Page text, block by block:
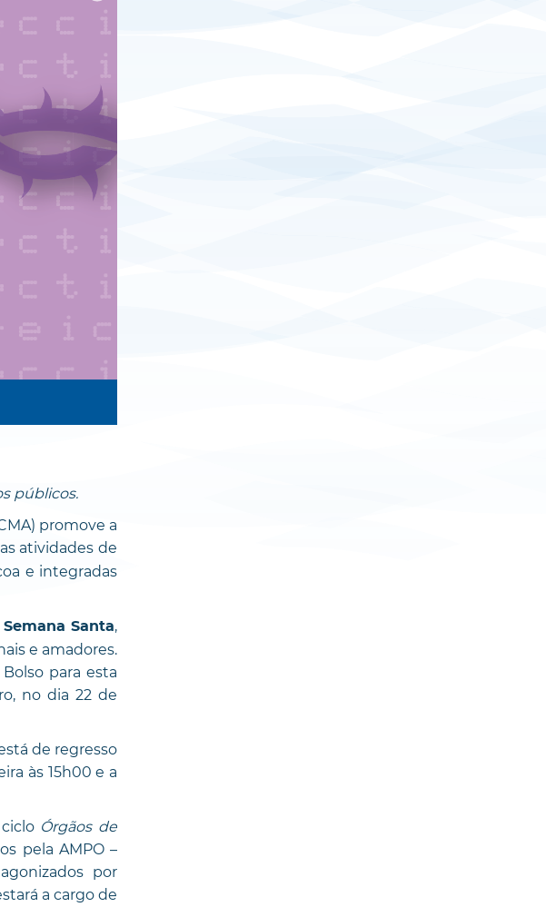
públicos.
promove a
atividades de
e integradas
Santa,
e amadores.
para esta
no dia 22 de
de regresso
às 15h00 e a
Órgãos de
pela AMPO –
por
a cargo de